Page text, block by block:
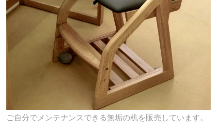
ご自分でメンテナンスできる無垢の机を販売しています。